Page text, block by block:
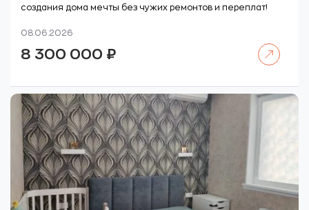
создания дома мечты без чужих ремонтов и переплат!
08.06.2026
8 300 000 ₽